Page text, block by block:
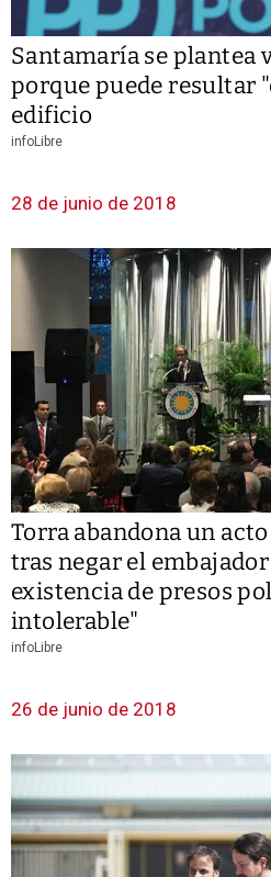
Santamaría se plantea
porque puede resultar
edificio
infoLibre
28 de junio de 2018
Torra abandona un
tras negar el
existencia de presos
intolerable"
infoLibre
26 de junio de 2018